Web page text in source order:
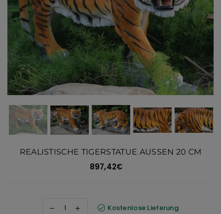
REALISTISCHE TIGERSTATUE AUSSEN 20 CM
Normaler
897,42€
Kostenlose Lieferung